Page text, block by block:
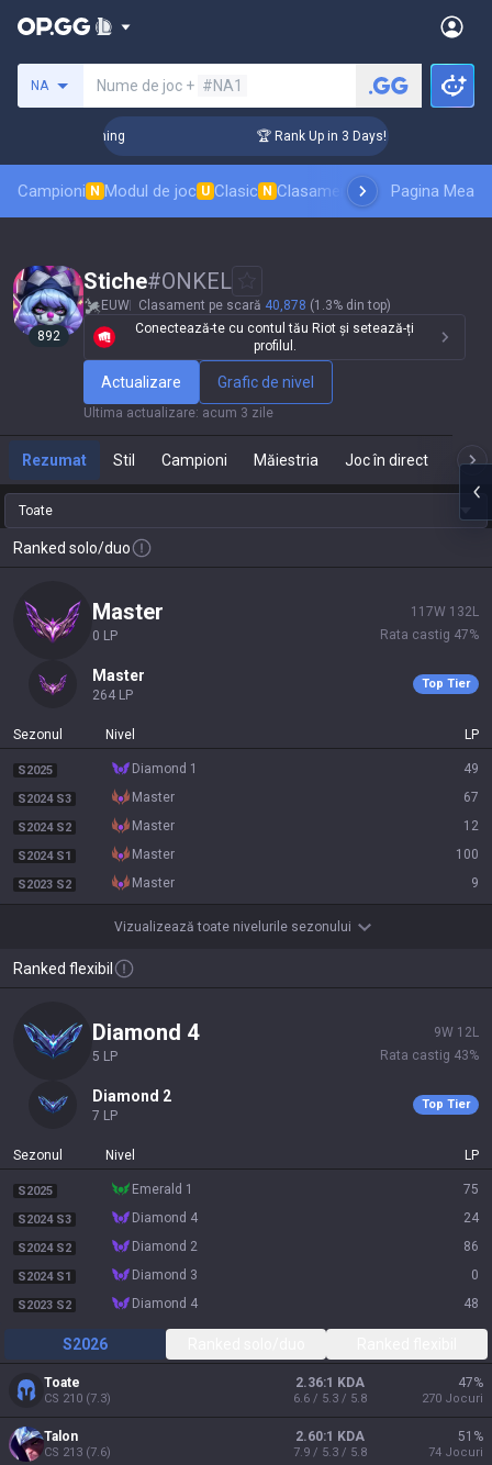
NA Nume de joc + #NA1
Coaching 🏆 Rank Up in 3 Days! Challenger
Campioni N Modul de joc U Clasic N Clasament skinuriClasamente
Pagina Mea
892
Stiche#ONKEL
EUW Clasament pe scară 40,878 (1.3% din top)
Conectează-te cu contul tău Riot și setează-ți
profilul.
Actualizare Grafic de nivel
Ultima actualizare: acum 3 zile
Rezumat Stil Campioni Măiestria Joc în direct
Toate
Ranked solo/duo
master
0 LP
117W 132L
Rata castig 47%
master
264 LP
Top Tier
Sezonul Nivel LP
S2025 diamond 1 49
S2024 S3 master 67
S2024 S2 master 12
S2024 S1 master 100
S2023 S2 master 9
Vizualizează toate nivelurile sezonului
Ranked flexibil
diamond 4
5 LP
9W 12L
Rata castig 43%
diamond 2
7 LP
Top Tier
Sezonul Nivel LP
S2025 emerald 1 75
S2024 S3 diamond 4 24
S2024 S2 diamond 2 86
S2024 S1 diamond 3 0
S2023 S2 diamond 4 48
S2026
Toate
CS 210 (7.3)
2.36:1 KDA
6.6 / 5.3 / 5.8
47%
270 Jocuri
Talon
CS 213 (7.6)
2.60:1 KDA
7.9 / 5.3 / 5.8
51 %
74 Jocuri